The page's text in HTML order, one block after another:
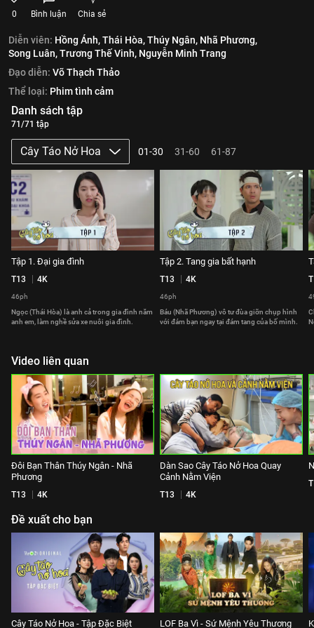
0 Bình luận Chia sẻ
Diễn viên: Hồng Ánh,Thái Hòa,Thúy Ngân, Nhã Phương,
Song Luân,Trương Thế Vinh, Nguyễn Minh Trang
Đạo diễn: Võ Thạch Thảo
Thể loại: Phim tình cảm
Danh sách tập
71/71 tập
Cây Táo Nở Hoa 01-30 31-60 61-87
Tập 1. Đại gia đình
T13 4K
46ph
Ngọc (Thái Hòa) là anh cả trong gia đình năm
anh em, làm nghề sửa xe nuôi gia đình.
Tập 2. Tang gia bất hạnh
T13 4K
46ph
Báu (Nhã Phương) vô tư đùa giỡn chụp hình
với đám bạn ngay tại đám tang của bố mình.
Video liên quan
Đôi Bạn Thân Thúy Ngân - Nhã
Phương
T13 4K
Dàn Sao Cây Táo Nở Hoa Quay
Cảnh Nằm Viện
T13 4K
Đề xuất cho bạn
Cây Táo Nở Hoa - Tập Đặc Biệt LOF Ba Vì - Sứ Mệnh Yêu Thương